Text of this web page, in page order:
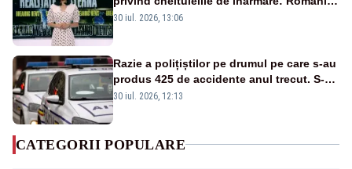
cer transparență în achiziții și un echilibru
30 iul. 2026, 13:06
Razie a polițiștilor pe drumul pe care s-au
produs 425 de accidente anul trecut. S-au
dat aproape 200 de amenzi
30 iul. 2026, 12:13
CATEGORII POPULARE